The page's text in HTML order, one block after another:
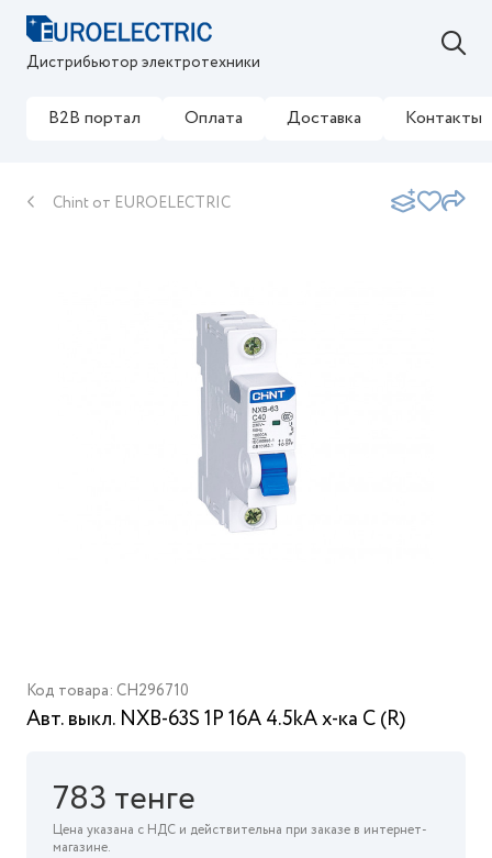
Дистрибьютор электротехники
B2B портал Оплата Доставка Контакты
Chint от EUROELECTRIC
Код товара: CH296710
Авт. выкл. NXB-63S 1P 16А 4.5kA х-ка C (R)
783 тенге
Цена указана с НДС и действительна при заказе в интернет-
магазине.